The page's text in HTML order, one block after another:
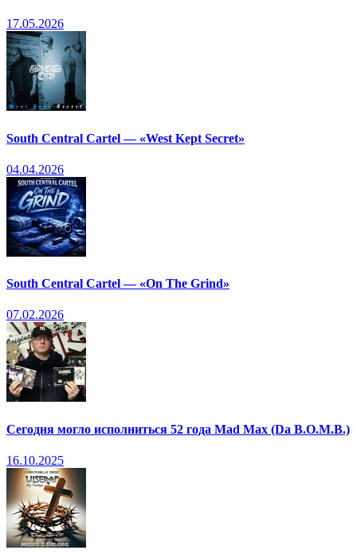
17.05.2026
South Central Cartel — «West Kept Secret»
04.04.2026
South Central Cartel — «On The Grind»
07.02.2026
Сегодня могло исполниться 52 года Mad Max (Da B.O.M.B.)
16.10.2025